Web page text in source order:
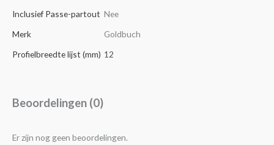
Inclusief Passe-partout Nee
Merk
Goldbuch
Profielbreedte lijst (mm) 12
Beoordelingen (0)
Er zijn nog geen beoordelingen.